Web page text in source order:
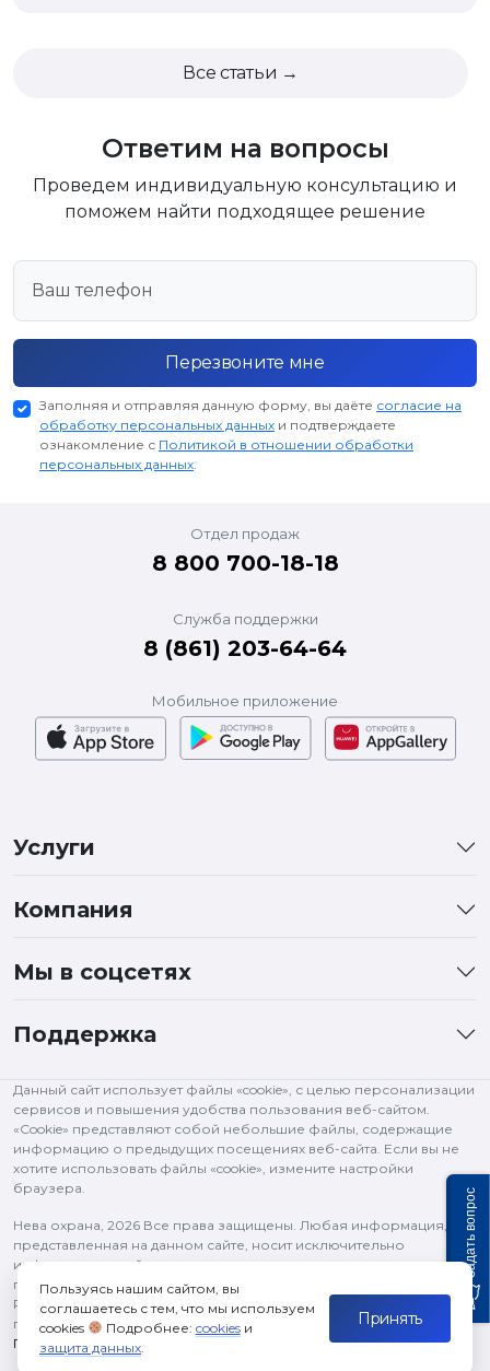
Все статьи →
Ответим на вопросы
Проведем индивидуальную консультацию и
поможем найти подходящее решение
Перезвоните мне
Заполняя и отправляя данную форму, вы даёте согласие на
обработку персональных данных и подтверждаете
ознакомление с Политикой в отношении обработки
персональных данных
Услуги
Компания
Мы в соцсетях
Поддержка
Мобильное приложение
Отдел продаж
8 800 700-18-18
Служба поддержки
8 (861) 203-64-64
Данный сайт использует файлы «cookie», с целью персонализации
сервисов и повышения удобства пользования веб-сайтом.
«Cookie» представляют собой небольшие файлы, содержащие
информацию о предыдущих посещениях веб-сайта. Если вы не
хотите использовать файлы «cookie», измените настройки
браузера.
Нева охрана, 2026 Все права защищены. Любая информация,
представленная на данном сайте, носит исключительно
информационный характер и ни при каких условиях не является
публичной офертой, определяемой положениями статьи 437 ГК
РФ. Все права на изображения и тексты принадлежат их
правообладателям и используются в рамках цитирования.
Политика конфиденциальности
Пользуясь нашим сайтом, вы
соглашаетесь с тем, что мы используем
cookies
Подробнее: cookiesи
защита данных.
Принять
Задать вопрос